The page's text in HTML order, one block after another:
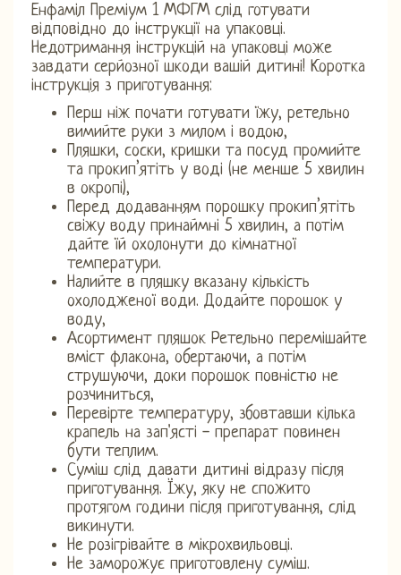
Енфаміл Преміум 1 МФГМ слід готувати
відповідно до інструкції на упаковці.
Недотримання інструкцій на упаковці може
завдати серйозної шкоди вашій дитині! Коротка
інструкція з приготування:
Перш ніж почати готувати їжу, ретельно
вимийте руки з милом і водою,
Пляшки, соски, кришки та посуд промийте
та прокип’ятіть у воді (не менше 5 хвилин
в окропі),
Перед додаванням порошку прокип’ятіть
свіжу воду принаймні 5 хвилин, а потім
дайте їй охолонути до кімнатної
температури.
Налийте в пляшку вказану кількість
охолодженої води. Додайте порошок у
воду,
Асортимент пляшок Ретельно перемішайте
вміст флакона, обертаючи, а потім
струшуючи, доки порошок повністю не
розчиниться,
Перевірте температуру, збовтавши кілька
крапель на зап'ясті - препарат повинен
бути теплим.
Суміш слід давати дитині відразу після
приготування. Їжу, яку не спожито
протягом години після приготування, слід
викинути.
Не розігрівайте в мікрохвильовці.
Не заморожує приготовлену суміш.